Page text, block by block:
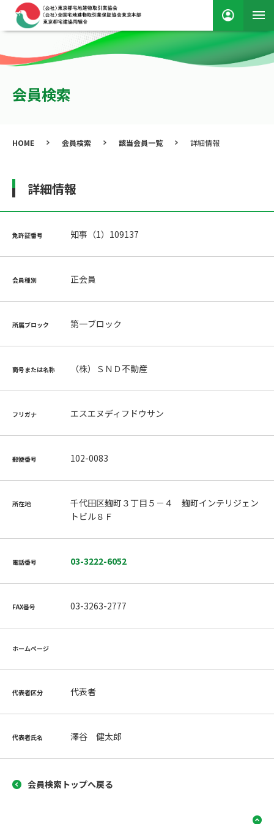
会員検索
HOME 会員検索 該当会員一覧 詳細情報
詳細情報
免許証番号 知事（1）109137
会員種別 正会員
所属ブロック 第一ブロック
商号または名称 （株）ＳＮＤ不動産
フリガナ エスエヌディフドウサン
郵便番号 102-0083
所在地
千代田区麹町３丁目５－４ 麹町インテリジェン
トビル８Ｆ
電話番号 03-3222-6052
FAX番号 03-3263-2777
ホームページ
代表者区分 代表者
代表者氏名 澤谷 健太郎
会員検索トップへ戻る